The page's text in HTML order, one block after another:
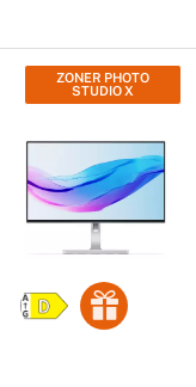
ZONER PHOTO
STUDIO X